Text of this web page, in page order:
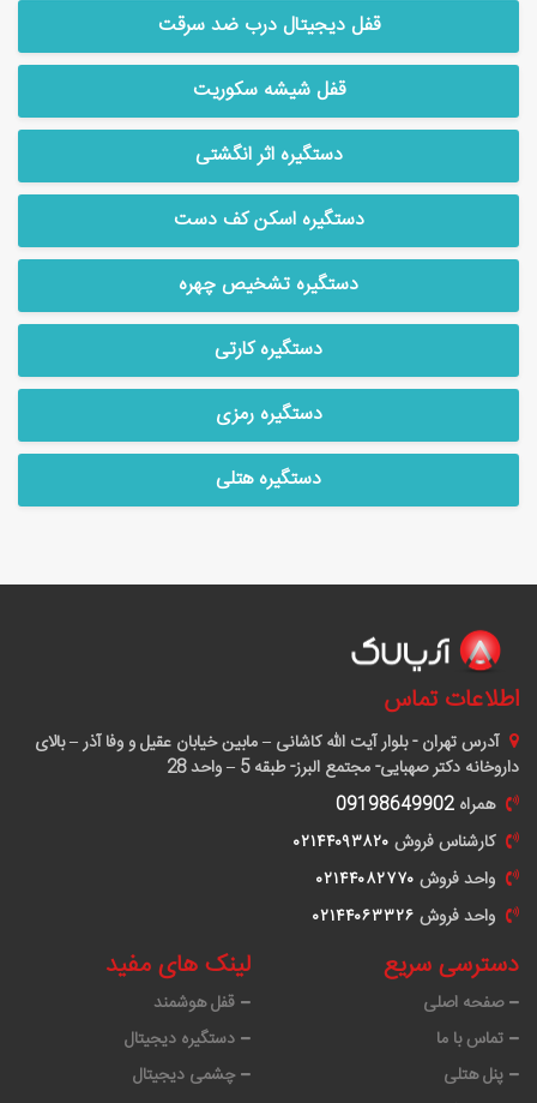
قفل دیجیتال درب ضد سرقت
قفل شیشه سکوریت
دستگیره اثر انگشتی
دستگیره اسکن کف دست
دستگیره تشخیص چهره
دستگیره کارتی
دستگیره رمزی
دستگیره هتلی
لینک های مفید
قفل هوشمند
دستگیره دیجیتال
چشمی دیجیتال
دسترسی سریع
صفحه اصلی
تماس با ما
پنل هتلی
اطلاعات تماس
آدرستهران - بلوار آیت الله کاشانی – مابین خیابان عقیل و وفا آذر – بالای
داروخانه دکتر صهبایی- مجتمع البرز- طبقه 5 – واحد 28
همراه 09198649902
کارشناس فروش ٠٢١۴۴٠٩٣٨٢٠
واحد فروش ٠٢١۴۴٠٨٢٧٧٠
واحد فروش ٠٢١۴۴٠۶٣٣٢۶